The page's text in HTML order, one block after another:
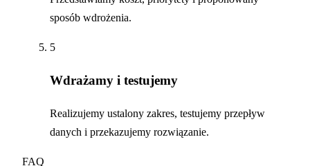
sposób wdrożenia.
5
Wdrażamy i testujemy
Realizujemy ustalony zakres, testujemy przepływ
danych i przekazujemy rozwiązanie.
FAQ